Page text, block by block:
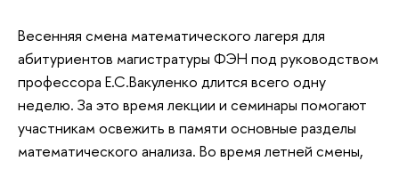
Весенняя смена математического лагеря для
абитуриентов магистратуры ФЭН под руководством
профессора Е.С.Вакуленко длится всего одну
неделю. За это время лекции и семинары помогают
участникам освежить в памяти основные разделы
математического анализа. Во время летней смены,